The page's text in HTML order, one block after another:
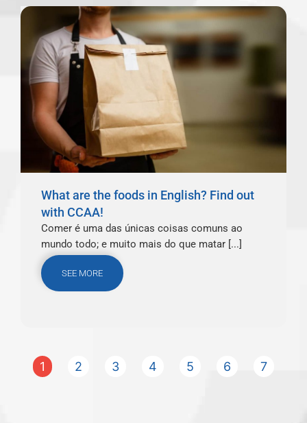
What are the foods in English? Find out
with CCAA!
Comer é uma das únicas coisas comuns ao
mundo todo; e muito mais do que matar [...]
SEE MORE
1 2 3 4 5 6 7